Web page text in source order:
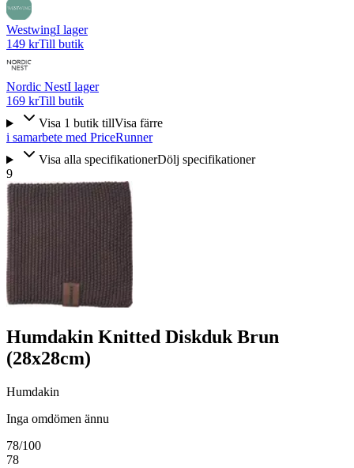
WestwingI lager
149 krTill butik
Nordic NestI lager
169 krTill butik
Visa 1 butik tillVisa färre
i samarbete med PriceRunner
Visa alla specifikationerDölj specifikationer
9
Humdakin Knitted Diskduk Brun
(28x28cm)
Humdakin
Inga omdömen ännu
78/100
78